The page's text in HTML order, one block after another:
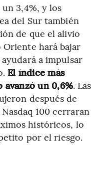
3,4%, y los
del Sur también
de que el alivio
hará bajar
a impulsar
El índice más
avanzó un 0,6%. Las
después de
100 cerraran
históricos, lo
por el riesgo.